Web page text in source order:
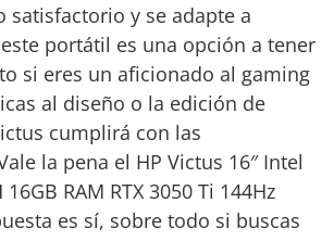
satisfactorio y se adapte a
portátil es una opción a tener
si eres un aficionado al gaming
al diseño o la edición de
cumplirá con las
la pena el HP Victus 16″ Intel
RAM RTX 3050 Ti 144Hz
es sí, sobre todo si buscas